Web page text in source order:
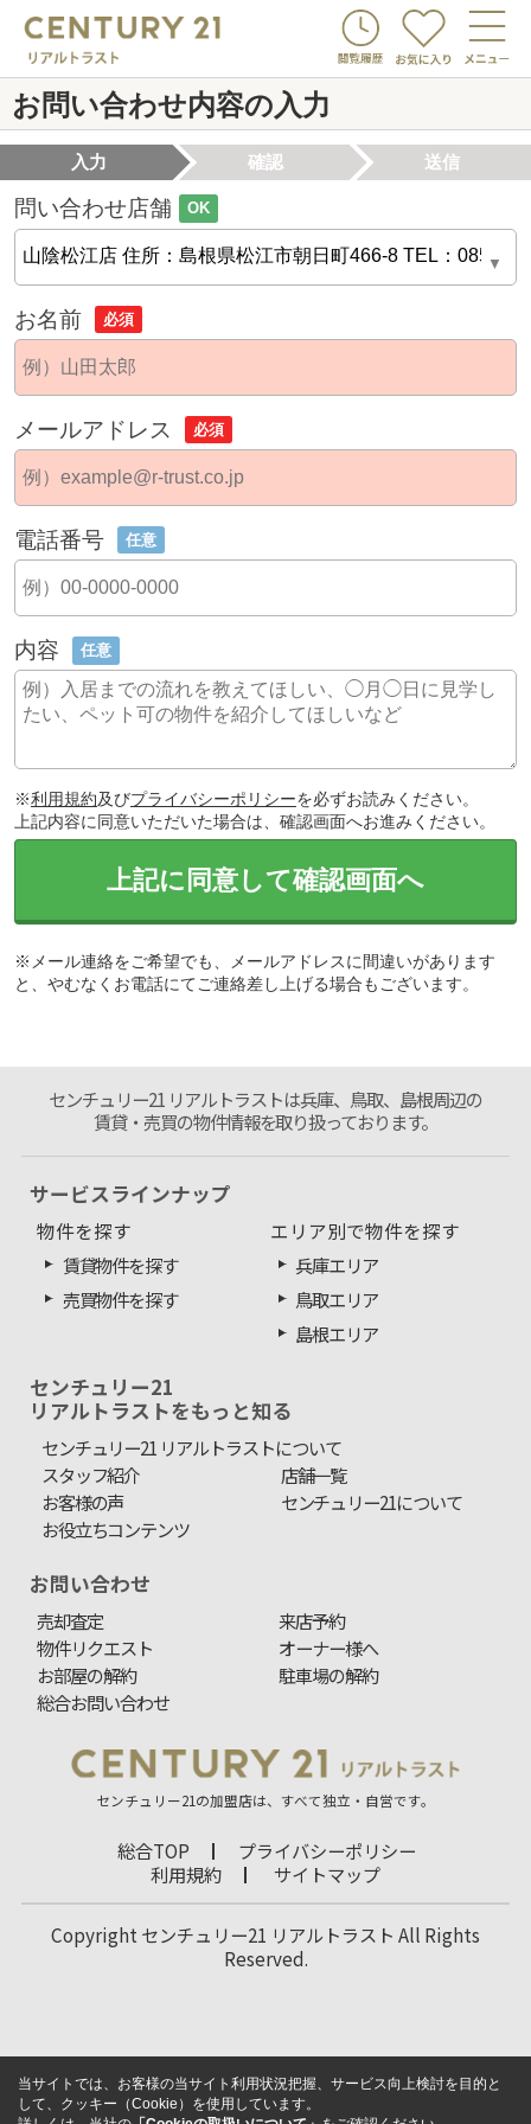
お問い合わせ内容の入力
入力 確認 送信
問い合わせ店舗 OK
お名前 必須
メールアドレス 必須
電話番号 任意
内容 任意
※利用規約及びプライバシーポリシーを必ずお読みください。
上記内容に同意いただいた場合は、確認画面へお進みください。
上記に同意して確認画面へ
※メール連絡をご希望でも、メールアドレスに間違いがあります
と、やむなくお電話にてご連絡差し上げる場合もございます。
センチュリー21 リアルトラストは兵庫、鳥取、島根周辺の
賃貸・売買の物件情報を取り扱っております。
サービスラインナップ
物件を探す
賃貸物件を探す
売買物件を探す
エリア別で物件を探す
兵庫エリア
鳥取エリア
島根エリア
センチュリー21
リアルトラストをもっと知る
センチュリー21 リアルトラストについて
スタッフ紹介
店舗一覧
お客様の声
センチュリー21について
お役立ちコンテンツ
お問い合わせ
売却査定
来店予約
物件リクエスト
オーナー様へ
お部屋の解約
駐車場の解約
総合お問い合わせ
センチュリー21の加盟店は、すべて独立・自営です。
総合TOP
プライバシーポリシー
利用規約
サイトマップ
Copyright センチュリー21 リアルトラスト All Rights
Reserved.
当サイトでは、お客様の当サイト利用状況把握、サービス向上検討を目的と
して、クッキー（Cookie）を使用しています。